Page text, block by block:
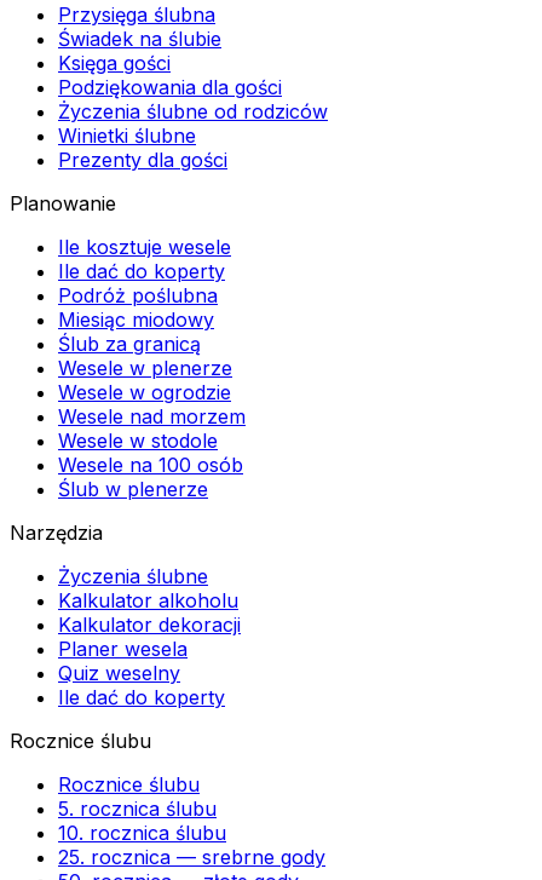
Przysięga ślubna
Świadek na ślubie
Księga gości
Podziękowania dla gości
Życzenia ślubne od rodziców
Winietki ślubne
Prezenty dla gości
Planowanie
Ile kosztuje wesele
Ile dać do koperty
Podróż poślubna
Miesiąc miodowy
Ślub za granicą
Wesele w plenerze
Wesele w ogrodzie
Wesele nad morzem
Wesele w stodole
Wesele na 100 osób
Ślub w plenerze
Narzędzia
Życzenia ślubne
Kalkulator alkoholu
Kalkulator dekoracji
Planer wesela
Quiz weselny
Ile dać do koperty
Rocznice ślubu
Rocznice ślubu
5. rocznica ślubu
10. rocznica ślubu
25. rocznica — srebrne gody